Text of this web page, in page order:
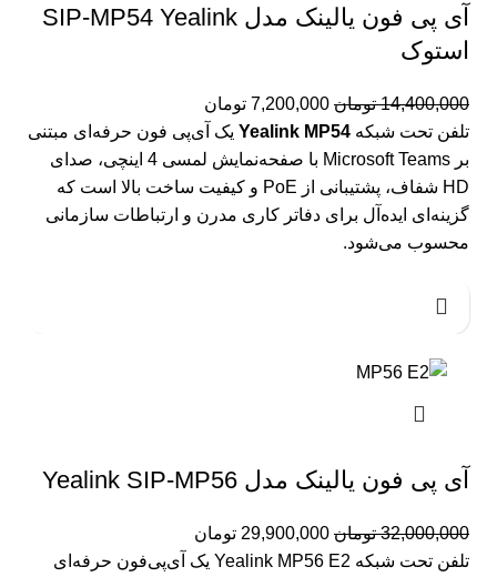
آی پی فون یالینک مدل SIP-MP54 Yealink
استوک
14,400,000 تومان 7,200,000 تومان
تلفن تحت شبکه Yealink MP54 یک آی‌پی فون حرفه‌ای مبتنی
بر Microsoft Teams با صفحه‌نمایش لمسی 4 اینچی، صدای
HD شفاف، پشتیبانی از PoE و کیفیت ساخت بالا است که
گزینه‌ای ایده‌آل برای دفاتر کاری مدرن و ارتباطات سازمانی
محسوب می‌شود.
آی پی فون یالینک مدل Yealink SIP-MP56
32,000,000 تومان 29,900,000 تومان
تلفن تحت شبکه Yealink MP56 E2 یک آی‌پی‌فون حرفه‌ای